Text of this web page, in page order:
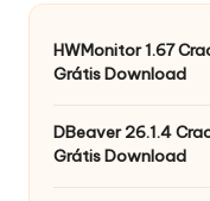
HWMonitor 1.67
Grátis Download
DBeaver 26.1.4
Grátis Download